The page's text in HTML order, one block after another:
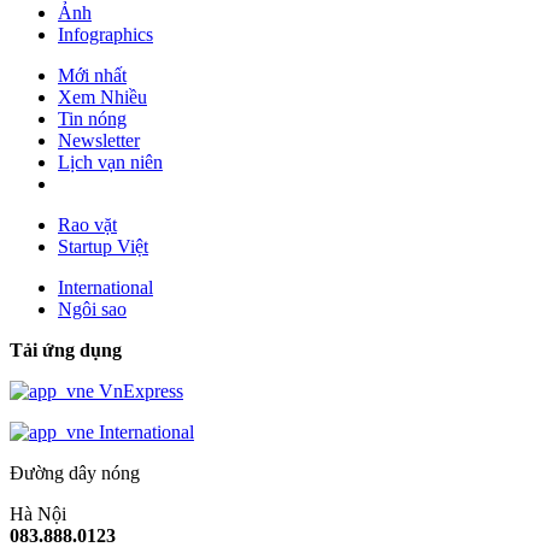
Ảnh
Infographics
Mới nhất
Xem Nhiều
Tin nóng
Newsletter
Lịch vạn niên
Rao vặt
Startup Việt
International
Ngôi sao
Tải ứng dụng
VnExpress
International
Đường dây nóng
Hà Nội
083.888.0123